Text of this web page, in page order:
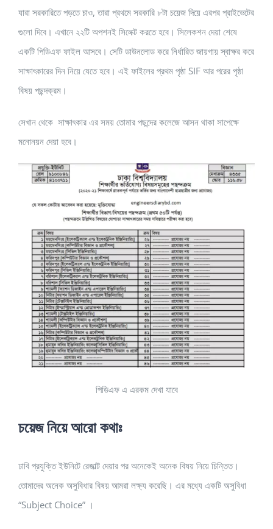
যারা সরকারিতে পড়তে চাও, তারা প্রথমে সরকারি ৮টা চয়েজ দিয়ে এরপর প্রাইভেটের
গুলো দিবে। এখানে ২২টি অপশনই সিলেক্ট করতে হবে। সিলেকশন দেয়া শেষে
একটি পিডিএফ ফাইল আসবে। সেটি ডাউনলোড করে নির্ধারিত জায়গায় স্বাক্ষর করে
সাক্ষাৎকারের দিন নিয়ে যেতে হবে। এই ফাইলের প্রথম পৃষ্ঠা SIF আর পরের পৃষ্ঠা
বিষয় পছন্দক্রম।
সেখান থেকে সাক্ষাৎকার এর সময় তোমার পছন্দের কলেজে আসন থাকা সাপেক্ষে
মনোনয়ন দেয়া হবে।
পিডিএফ এ এরকম দেখা যাবে
চয়েজ নিয়ে আরো কথাঃ
ঢাবি প্রযুক্তি ইউনিটে রেজাল্ট দেয়ার পর অনেকেই অনেক বিষয় নিয়ে চিন্তিত।
তোমাদের অনেক অসুবিধার বিষয় আমরা লক্ষ্য করেছি। এর মধ্যে একটি অসুবিধা
“Subject Choice” ।